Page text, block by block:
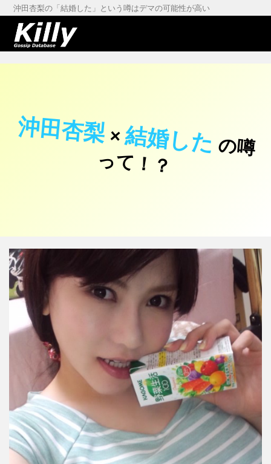
沖田杏梨の「結婚した」という噂はデマの可能性が高い
沖田杏梨×結婚した の
噂
っ
て
！
？